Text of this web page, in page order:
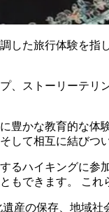
した旅行体験を
プ、ストーリーテ
豊かな教育的な
して相互に結びつ
るハイキングに
もできます。 こ
産の保存、地域社